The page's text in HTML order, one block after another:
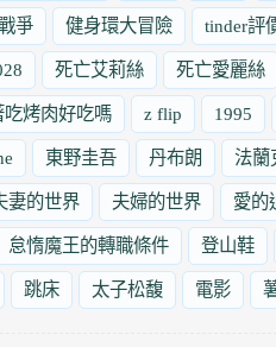
爭 健身環大冒險 tinder評
死亡艾莉絲 死亡愛麗絲
烤肉好吃嗎 z flip 1995
東野圭吾 丹布朗 法蘭
妻的世界 夫婦的世界 愛的
怠惰魔王的轉職條件 登山鞋
跳床 太子松馥 電影